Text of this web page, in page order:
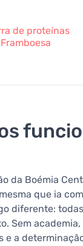
de proteínas
da Boémia
que ia
diferente:
Sem
a